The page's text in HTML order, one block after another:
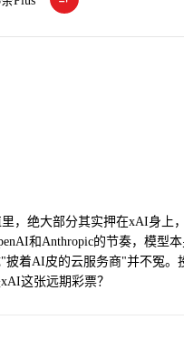
里，绝大部分其实押在xAI身上
和Anthropic的节奏，模型
披着AI皮的云服务商"并不冤。
这张远期彩票？